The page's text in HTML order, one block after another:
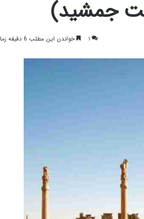
جمشید)
۱ خواندن این مطلب 6 دقیقه زمان میبرد